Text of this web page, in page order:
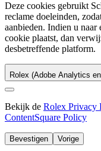
Deze cookies gebruikt
reclame doeleinden,
aanbieden. Indien u naar
cookie plaatst, dan
desbetreffende platform.
Rolex (Adobe Analytics
Bekijk de Rolex Privacy
ContentSquare Policy
Bevestigen Vorige